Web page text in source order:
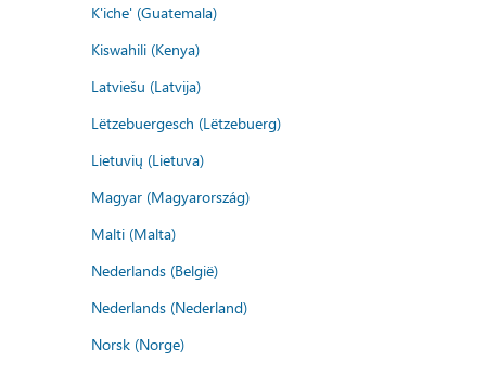
K'iche' (Guatemala)
Kiswahili (Kenya)
Latviešu (Latvija)
Lëtzebuergesch (Lëtzebuerg)
Lietuvių (Lietuva)
Magyar (Magyarország)
Malti (Malta)
Nederlands (België)
Nederlands (Nederland)
Norsk (Norge)